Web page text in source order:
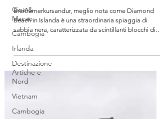
Cina &
Macao
Cambogia
Irlanda
Destinazione
Artiche e
Nord
Vietnam
Cambogia
completa alla spiaggia dei diamanti tra
iceberg e sabbia nera
Breiðamerkursandur, meglio nota come Diamond
sabbia nera, caratterizzata da scintillanti blocchi di
ghiaccio che si spiaggiano provenienti dalla vicina
laguna glaciale di Jökulsárlón. In questa breve guida
scoprirai cosa rende Diamond Beach così speciale,
spettacolari e perché merita assolutamente un posto
nel tuo itinerario on the road